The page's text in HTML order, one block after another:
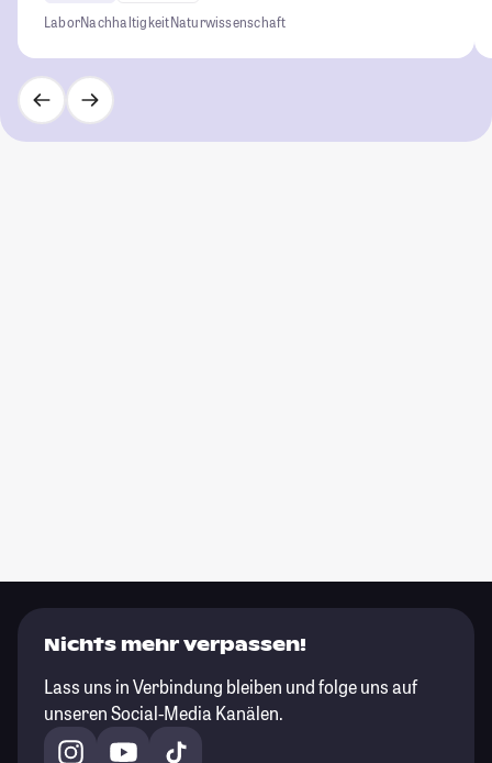
LaborNachhaltigkeitNaturwissenschaft
Nichts mehr verpassen!
Lass uns in Verbindung bleiben und folge uns auf
unseren Social-Media Kanälen.